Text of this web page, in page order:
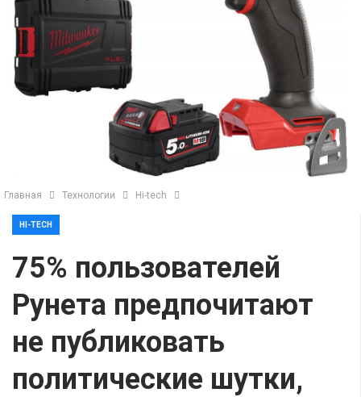
Главная Технологии Hi-tech
HI-TECH
75% пользователей
Рунета предпочитают
не публиковать
политические шутки,